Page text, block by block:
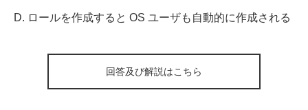
ロールを作成すると OS ユーザも自動的に作成される
回答及び解説はこちら